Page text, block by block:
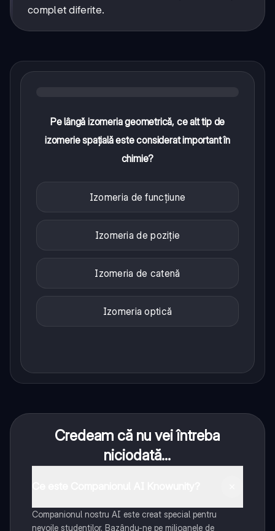
complet diferite.
Pe lângă izomeria geometrică, ce alt tip de
izomerie spațială este considerat important în
chimie?
Izomeria de funcțiune
Izomeria de poziție
Izomeria de catenă
Izomeria optică
Credeam că nu vei întreba
niciodată...
Companionul nostru AI este creat special pentru
nevoile studenților. Bazându-ne pe milioanele de